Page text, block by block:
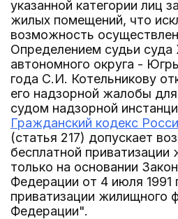
указанной категории лиц
жилых помещений, что
возможность
Определением судьи
автономного округа -
года С.И. Котельникову
его надзорной жалобы
судом надзорной
Гражданский кодекс
(статья 217) допускает
бесплатной
только на основании
Федерации от 4 июля 1991
приватизации жилищного
Федерации".